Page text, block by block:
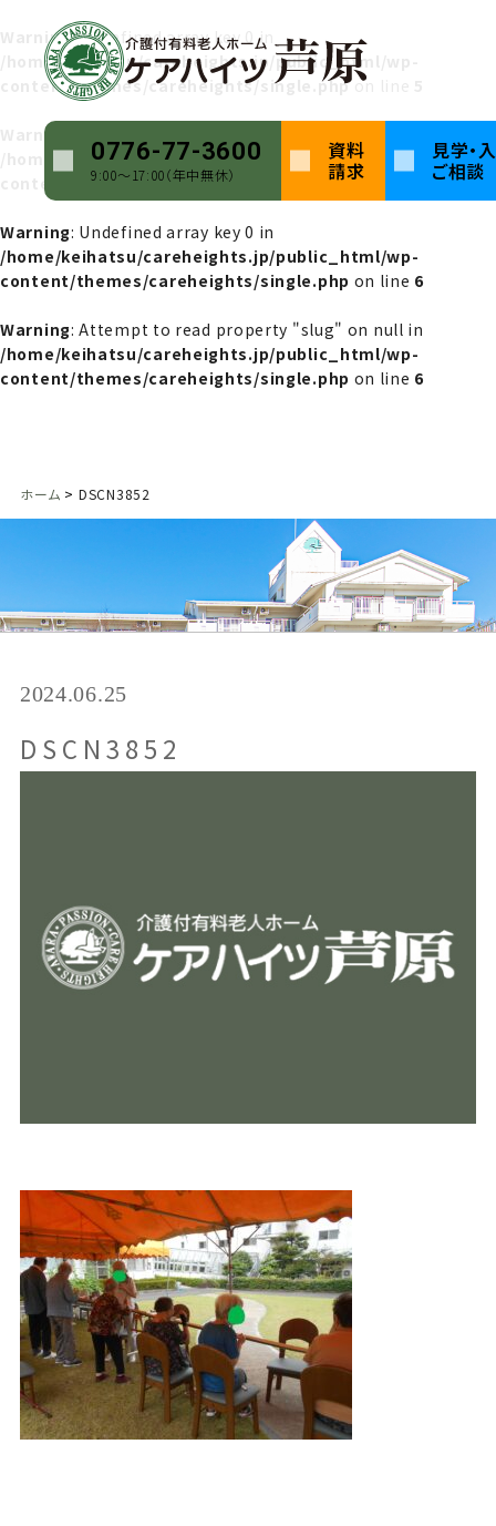
0776-77-3600
9:00〜17:00（年中無休）
資料
請求
見学・
ご相談
Warning: Undefined array key 0 in
/home/keihatsu/careheights.jp/public_html/wp-
content/themes/careheights/single.phpon line
Warning
/home/keihatsu/careheights.jp/public_html/wp-
content/themes/careheights/single.phpon line
Warning: Undefined array key 0 in
/home/keihatsu/careheights.jp/public_html/wp-
content/themes/careheights/single.php on line 6
Warning: Attempt to read property "slug" on null in
/home/keihatsu/careheights.jp/public_html/wp-
content/themes/careheights/single.php on line 6
ホーム DSCN3852
2024.06.25
DSCN3852